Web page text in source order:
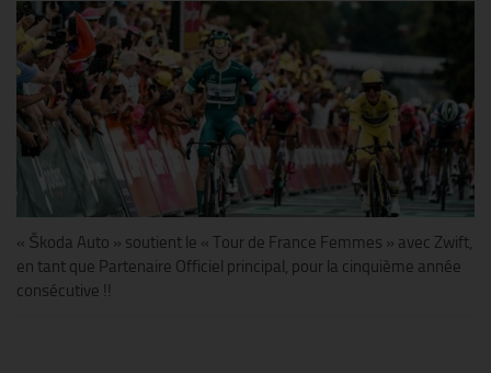
« Škoda Auto » soutient le « Tour de France Femmes » avec Zwift,
en tant que Partenaire Officiel principal, pour la cinquième année
consécutive !!